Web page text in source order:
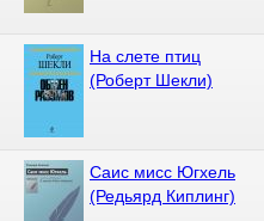
На слете птиц
(Роберт Шекли)
Саис мисс Югхель
(Редьярд Киплинг)